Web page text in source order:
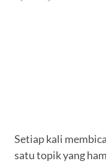
Setiap kali
satu topik yang